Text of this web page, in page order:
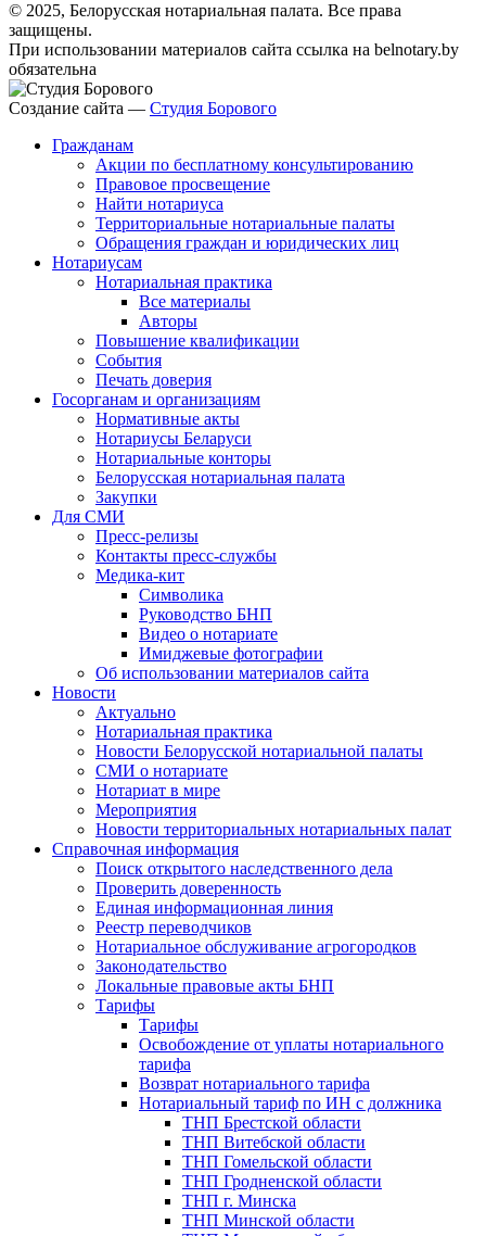
© 2025, Белорусская нотариальная палата. Все права
защищены.
При использовании материалов сайта ссылка на belnotary.by
обязательна
Создание сайта — Студия Борового
Гражданам
Акции по бесплатному консультированию
Правовое просвещение
Найти нотариуса
Территориальные нотариальные палаты
Обращения граждан и юридических лиц
Нотариусам
Нотариальная практика
Все материалы
Авторы
Повышение квалификации
События
Печать доверия
Госорганам и организациям
Нормативные акты
Нотариусы Беларуси
Нотариальные конторы
Белорусская нотариальная палата
Закупки
Для СМИ
Пресс-релизы
Контакты пресс-службы
Медика-кит
Символика
Руководство БНП
Видео о нотариате
Имиджевые фотографии
Об использовании материалов сайта
Новости
Актуально
Нотариальная практика
Новости Белорусской нотариальной палаты
СМИ о нотариате
Нотариат в мире
Мероприятия
Новости территориальных нотариальных палат
Справочная информация
Поиск открытого наследственного дела
Проверить доверенность
Единая информационная линия
Реестр переводчиков
Нотариальное обслуживание агрогородков
Законодательство
Локальные правовые акты БНП
Тарифы
Тарифы
Освобождение от уплаты нотариального
тарифа
Возврат нотариального тарифа
Нотариальный тариф по ИН с должника
ТНП Брестской области
ТНП Витебской области
ТНП Гомельской области
ТНП Гродненской области
ТНП г. Минска
ТНП Минской области